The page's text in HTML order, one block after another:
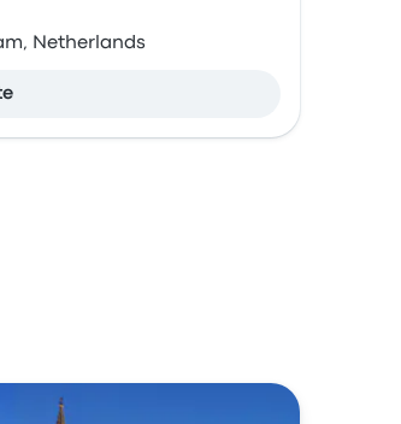
Netherlands